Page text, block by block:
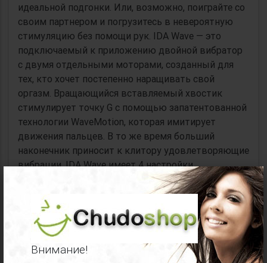
Внимание!
×
идеальной подгонки. Или, возможно, поиграйте со
своим партнером и погрузитесь в невероятную
стимуляцию без помощи рук. IDA Wave — это
подключаемый к приложению двойной вибратор
с двумя отдельными моторами, созданный для
тех, кто хочет постепенно наращивать свой
оргазм. Вращающийся вставляемый хвостик
стимулирует точку G с помощью запатентованной
технологии WaveMotion, которая имитирует
движения пальцев. В то же время больший
наконечник приносит к клитору удовлетворяющие
вибрации. IDA Wave имеет 4 настройки
удовольствия по умолчанию, которые можно
настроить до 10 с помощью специального
приложения LELO. Чтобы по-настоящему
освободить руки, позвольте своему партнеру
взять на себя управление устройством
Почувствуйте глубокие вибрации как внутри, так